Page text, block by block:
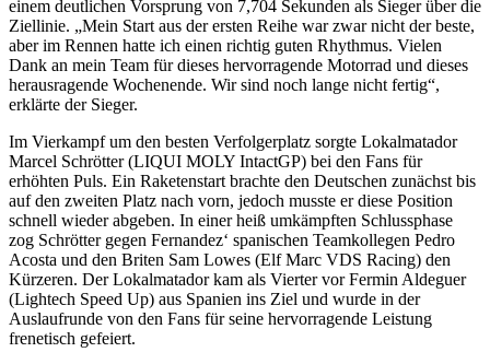
einem deutlichen Vorsprung von 7,704 Sekunden als Sieger über die
Ziellinie. „Mein Start aus der ersten Reihe war zwar nicht der beste,
aber im Rennen hatte ich einen richtig guten Rhythmus. Vielen
Dank an mein Team für dieses hervorragende Motorrad und dieses
herausragende Wochenende. Wir sind noch lange nicht fertig“,
erklärte der Sieger.
Im Vierkampf um den besten Verfolgerplatz sorgte Lokalmatador
Marcel Schrötter (LIQUI MOLY IntactGP) bei den Fans für
erhöhten Puls. Ein Raketenstart brachte den Deutschen zunächst bis
auf den zweiten Platz nach vorn, jedoch musste er diese Position
schnell wieder abgeben. In einer heiß umkämpften Schlussphase
zog Schrötter gegen Fernandez‘ spanischen Teamkollegen Pedro
Acosta und den Briten Sam Lowes (Elf Marc VDS Racing) den
Kürzeren. Der Lokalmatador kam als Vierter vor Fermin Aldeguer
(Lightech Speed Up) aus Spanien ins Ziel und wurde in der
Auslaufrunde von den Fans für seine hervorragende Leistung
frenetisch gefeiert.